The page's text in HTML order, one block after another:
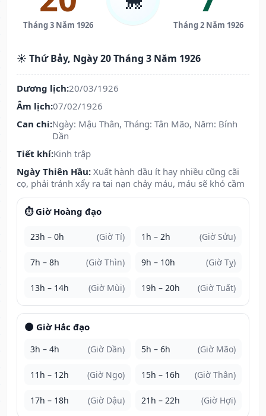
Tháng 3 Năm 1926 Tháng 2 Năm 1926
☀️ Thứ Bảy, Ngày 20 Tháng 3 Năm 1926
Dương lịch:20/03/1926
Âm lịch:07/02/1926
Can chi:Ngày: Mậu Thân, Tháng: Tân Mão, Năm: Bính
Dần
Tiết khí:Kinh trập
Ngày Thiên Hầu: Xuất hành dầu ít hay nhiều cũng cãi
cọ, phải tránh xẩy ra tai nạn chảy máu, máu sẽ khó cầm
⏱️ Giờ Hoàng đạo
23h – 0h (Giờ Tí) 1h – 2h (Giờ Sửu)
7h – 8h (Giờ Thìn) 9h – 10h (Giờ Tỵ)
13h – 14h (Giờ Mùi) 19h – 20h (Giờ Tuất)
🌑 Giờ Hắc đạo
3h – 4h (Giờ Dần) 5h – 6h (Giờ Mão)
11h – 12h (Giờ Ngọ) 15h – 16h (Giờ Thân)
17h – 18h (Giờ Dậu) 21h – 22h (Giờ Hợi)